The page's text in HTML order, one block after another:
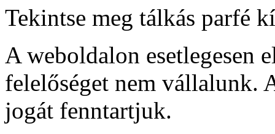
Tekintse meg tálkás parfé
A weboldalon esetlegesen
felelőséget nem vállalunk.
jogát fenntartjuk.